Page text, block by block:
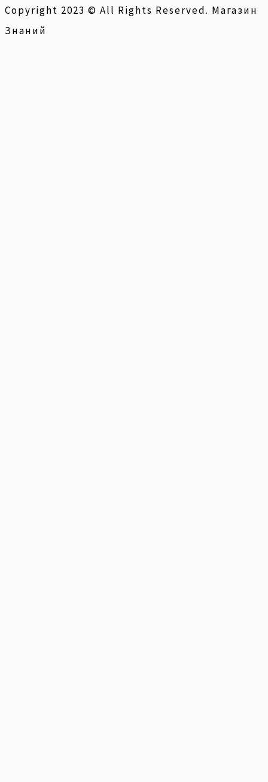
Copyright 2023 © All Rights Reserved. Магазин
Знаний